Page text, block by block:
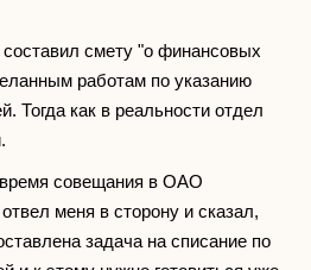
смету "о финансовых
работам по указанию
Тогда как в реальности отдел
время совещания в ОАО
меня в сторону и сказал,
задача на списание по